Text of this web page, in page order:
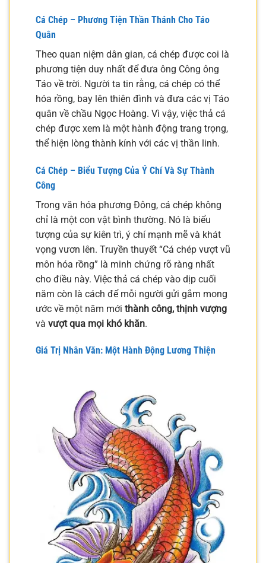
Cá Chép – Phương Tiện Thần Thánh Cho Táo
Quân
Theo quan niệm dân gian, cá chép được coi là
phương tiện duy nhất để đưa ông Công ông
Táo về trời. Người ta tin rằng, cá chép có thể
hóa rồng, bay lên thiên đình và đưa các vị Táo
quân về chầu Ngọc Hoàng. Vì vậy, việc thả cá
chép được xem là một hành động trang trọng,
thể hiện lòng thành kính với các vị thần linh.
Cá Chép – Biểu Tượng Của Ý Chí Và Sự Thành
Công
Trong văn hóa phương Đông, cá chép không
chỉ là một con vật bình thường. Nó là biểu
tượng của sự kiên trì, ý chí mạnh mẽ và khát
vọng vươn lên. Truyền thuyết “Cá chép vượt vũ
môn hóa rồng” là minh chứng rõ ràng nhất
cho điều này. Việc thả cá chép vào dịp cuối
năm còn là cách để mỗi người gửi gắm mong
ước về một năm mới thành công, thịnh vượng
và vượt qua mọi khó khăn.
Giá Trị Nhân Văn: Một Hành Động Lương Thiện